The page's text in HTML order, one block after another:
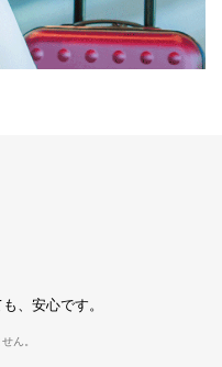
、安心です。
ん。